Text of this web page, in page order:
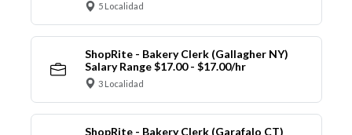
5 Localidad
ShopRite - Bakery Clerk (Gallagher NY)
Salary Range $17.00 - $17.00/hr
3 Localidad
ShopRite - Bakery Clerk (Garafalo CT)